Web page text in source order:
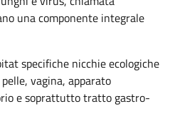
una componente integrale
specifiche nicchie ecologiche
vagina, apparato
e soprattutto tratto gastro-